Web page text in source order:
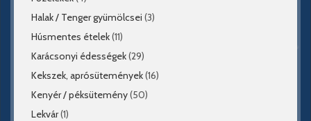
Halak / Tenger gyümölcsei (3)
Húsmentes ételek(11)
Karácsonyi édességek(29)
Kekszek, aprósütemények(16)
Kenyér / péksütemény(50)
Lekvár(1)